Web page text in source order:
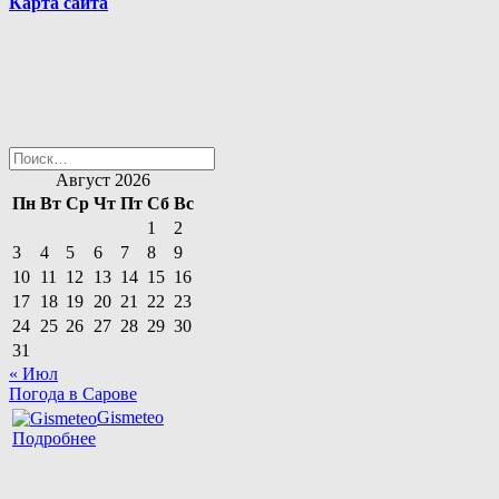
Найти:
Август 2026
Пн Вт Ср Чт Пт Сб Вс
1
2
3
4 5 6 7 8
9
10 11 12 13 14 15 16
17 18 19 20 21 22 23
24 25 26 27 28 29 30
31
« Июл
Погода в Сарове
Gismeteo
Подробнее